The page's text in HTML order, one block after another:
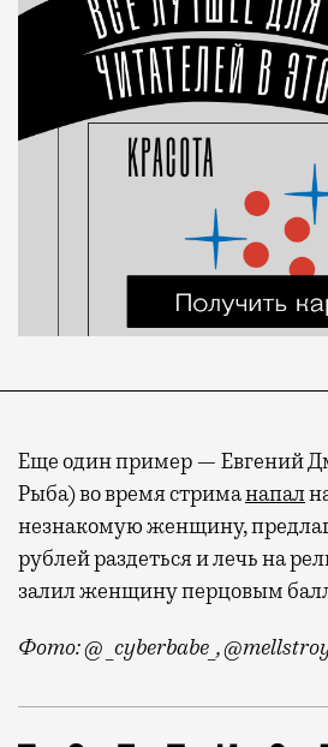
Еще один пример — Евгений
Рыба) во время стриманапал
незнакомую женщину,
рублей раздеться и лечь на
залил женщину перцовым
Фото: @ _cyberbabe_,
Дать леща, выпить бутылку